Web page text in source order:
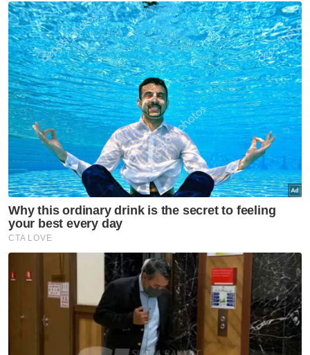
kemuka bukti, benarkan
pemeriksaan bebas
Nasional
ITE Singapura terbuka
kerjasama dengan ADTEC JTM